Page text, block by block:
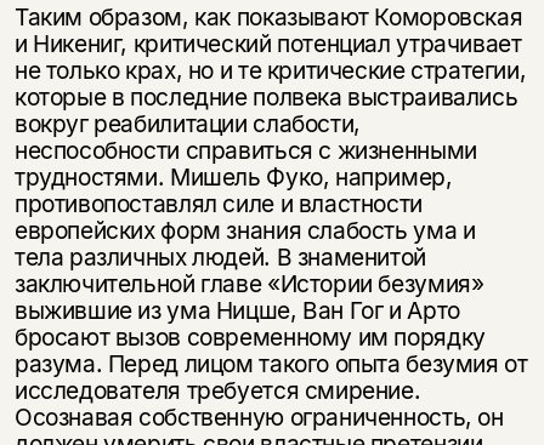
Таким образом, как показывают Коморовская
и Никениг, критический потенциал утрачивает
не только крах, но и те критические стратегии,
которые в последние полвека выстраивались
вокруг реабилитации слабости,
неспособности справиться с жизненными
трудностями. Мишель Фуко, например,
противопоставлял силе и властности
европейских форм знания слабость ума и
тела различных людей. В знаменитой
заключительной главе «Истории безумия»
выжившие из ума Ницше, Ван Гог и Арто
бросают вызов современному им порядку
разума. Перед лицом такого опыта безумия от
исследователя требуется смирение.
Осознавая собственную ограниченность, он